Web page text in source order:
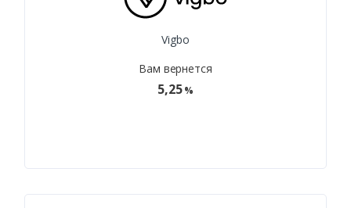
Vigbo
Вам вернется
5,25%